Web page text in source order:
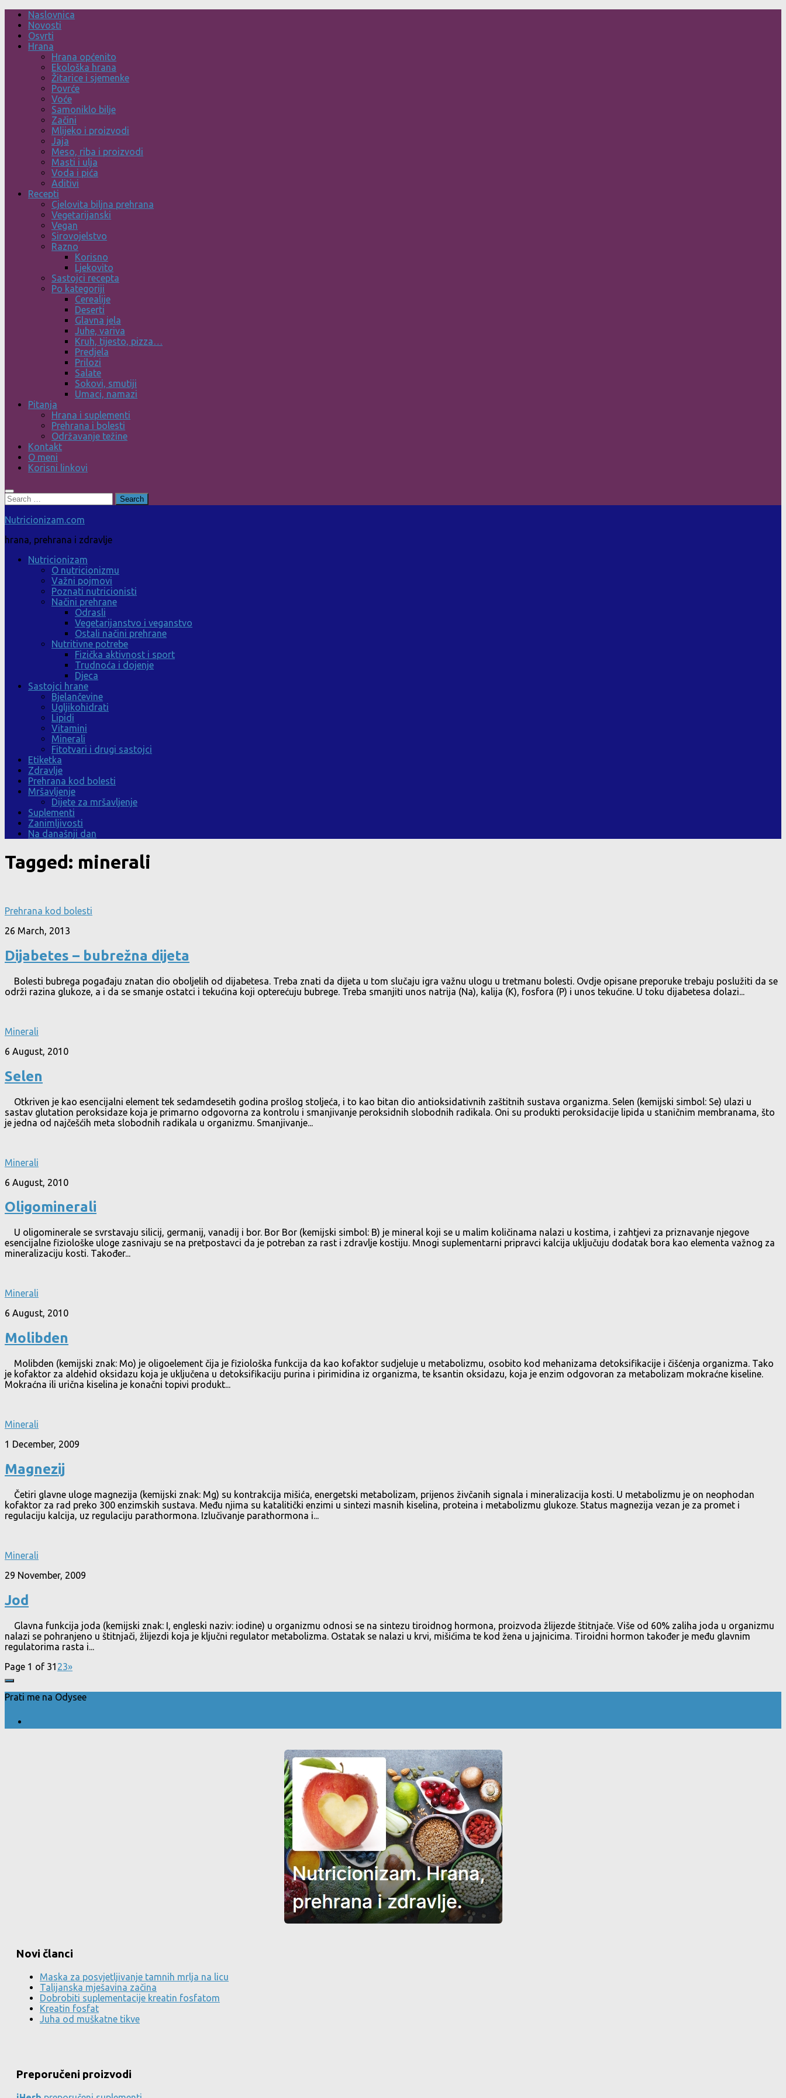
Skip
content
Naslovnica
Novosti
Osvrti
Hrana
Hrana općenito
Ekološka hrana
Žitarice i sjemenke
Povrće
Voće
Samoniklo bilje
Začini
Mlijeko i proizvodi
Jaja
Meso, riba i proizvodi
Masti i ulja
Voda i pića
Aditivi
Recepti
Cjelovita biljna prehrana
Vegetarijanski
Vegan
Sirovojelstvo
Razno
Korisno
Ljekovito
Sastojci recepta
Po kategoriji
Cerealije
Deserti
Glavna jela
Juhe, variva
Kruh, tijesto, pizza…
Predjela
Prilozi
Salate
Sokovi, smutiji
Umaci, namazi
Pitanja
Hrana i suplementi
Prehrana i bolesti
Održavanje težine
Kontakt
O meni
Korisni linkovi
Search
for:
Nutricionizam.com
hrana, prehrana i zdravlje
Nutricionizam
O nutricionizmu
Važni pojmovi
Poznati nutricionisti
Načini prehrane
Odrasli
Vegetarijanstvo i veganstvo
Ostali načini prehrane
Nutritivne potrebe
Fizička aktivnost i sport
Trudnoća i dojenje
Djeca
Sastojci hrane
Bjelančevine
Ugljikohidrati
Lipidi
Vitamini
Minerali
Fitotvari i drugi sastojci
Etiketka
Zdravlje
Prehrana kod bolesti
Mršavljenje
Dijete za mršavljenje
Suplementi
Zanimljivosti
Na današnji dan
Tagged: minerali
Prehrana kod bolesti
26 March, 2013
Dijabetes – bubrežna dijeta
Bolesti bubrega pogađaju znatan dio oboljelih od dijabetesa. Treba znati da dijeta u tom slučaju igra važnu ulogu u tretmanu bolesti. Ovdje opisane preporuke trebaju poslužiti da se
održi razina glukoze, a i da se smanje ostatci i tekućina koji opterećuju bubrege. Treba smanjiti unos natrija (Na), kalija (K), fosfora (P) i unos tekućine. U toku dijabetesa dolazi...
Minerali
6 August, 2010
Selen
Otkriven je kao esencijalni element tek sedamdesetih godina prošlog stoljeća, i to kao bitan dio antioksidativnih zaštitnih sustava organizma. Selen (kemijski simbol: Se) ulazi u
sastav glutation peroksidaze koja je primarno odgovorna za kontrolu i smanjivanje peroksidnih slobodnih radikala. Oni su produkti peroksidacije lipida u staničnim membranama, što
je jedna od najčešćih meta slobodnih radikala u organizmu. Smanjivanje...
Minerali
6 August, 2010
Oligominerali
U oligominerale se svrstavaju silicij, germanij, vanadij i bor. Bor Bor (kemijski simbol: B) je mineral koji se u malim količinama nalazi u kostima, i zahtjevi za priznavanje njegove
esencijalne fiziološke uloge zasnivaju se na pretpostavci da je potreban za rast i zdravlje kostiju. Mnogi suplementarni pripravci kalcija uključuju dodatak bora kao elementa važnog za
mineralizaciju kosti. Također...
Minerali
6 August, 2010
Molibden
Molibden (kemijski znak: Mo) je oligoelement čija je fiziološka funkcija da kao kofaktor sudjeluje u metabolizmu, osobito kod mehanizama detoksifikacije i čišćenja organizma. Tako
je kofaktor za aldehid oksidazu koja je uključena u detoksifikaciju purina i pirimidina iz organizma, te ksantin oksidazu, koja je enzim odgovoran za metabolizam mokraćne kiseline.
Mokraćna ili urična kiselina je konačni topivi produkt...
Minerali
1 December, 2009
Magnezij
Četiri glavne uloge magnezija (kemijski znak: Mg) su kontrakcija mišića, energetski metabolizam, prijenos živčanih signala i mineralizacija kosti. U metabolizmu je on neophodan
kofaktor za rad preko 300 enzimskih sustava. Među njima su katalitički enzimi u sintezi masnih kiselina, proteina i metabolizmu glukoze. Status magnezija vezan je za promet i
regulaciju kalcija, uz regulaciju parathormona. Izlučivanje parathormona i...
Minerali
29 November, 2009
Jod
Glavna funkcija joda (kemijski znak: I, engleski naziv: iodine) u organizmu odnosi se na sintezu tiroidnog hormona, proizvoda žlijezde štitnjače. Više od 60% zaliha joda u organizmu
nalazi se pohranjeno u štitnjači, žlijezdi koja je ključni regulator metabolizma. Ostatak se nalazi u krvi, mišićima te kod žena u jajnicima. Tiroidni hormon također je među glavnim
regulatorima rasta i...
Page 1 of 31 23»
Prati me na Odysee
Novi članci
Maska za posvjetljivanje tamnih mrlja na licu
Talijanska mješavina začina
Dobrobiti suplementacije kreatin fosfatom
Kreatin fosfat
Juha od muškatne tikve
Preporučeni proizvodi